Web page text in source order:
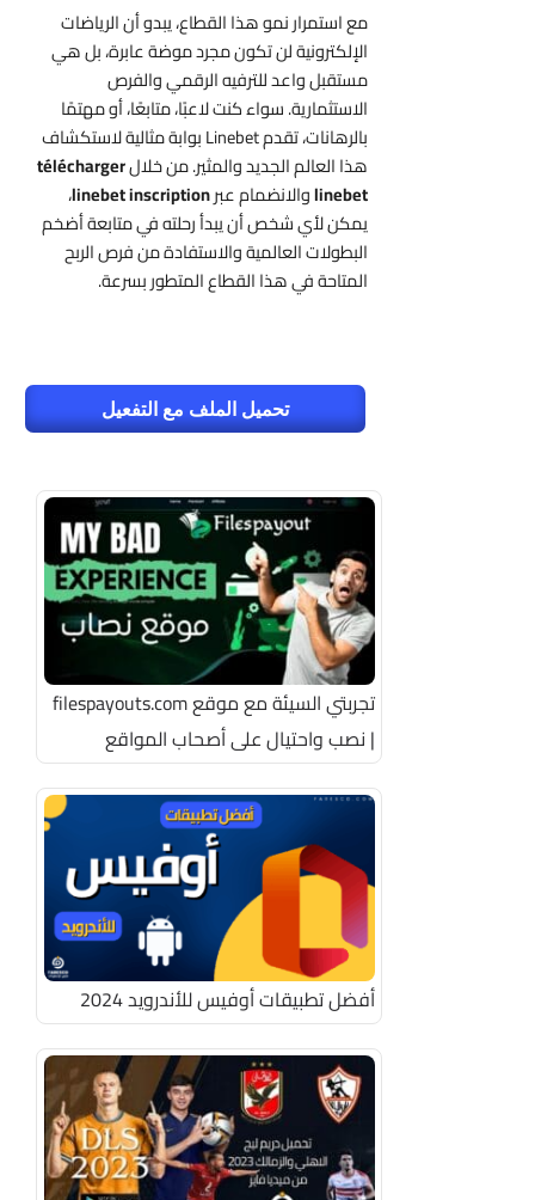
مع استمرار نمو هذا القطاع، يبدو أن الرياضات
الإلكترونية لن تكون مجرد موضة عابرة، بل هي
مستقبل واعد للترفيه الرقمي والفرص
الاستثمارية. سواء كنت لاعبًا، متابعًا، أو مهتمًا
بالرهانات، تقدم Linebet بوابة مثالية لاستكشاف
هذا العالم الجديد والمثير. من خلالtélécharger
linebetوالانضمام عبرlinebet inscription،
يمكن لأي شخص أن يبدأ رحلته في متابعة أضخم
البطولات العالمية والاستفادة من فرص الربح
المتاحة في هذا القطاع المتطور بسرعة.
تحميل الملف مع التفعيل
تجربتي السيئة مع موقع filespayouts.com
| نصب واحتيال على أصحاب المواقع
أفضل تطبيقات أوفيس للأندرويد 2024